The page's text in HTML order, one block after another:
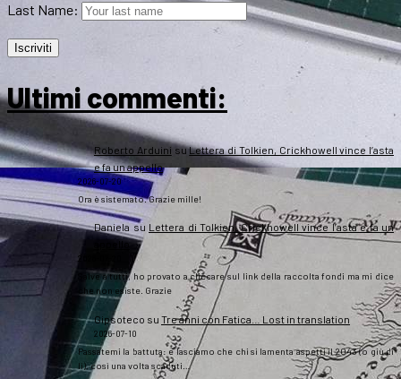
Last Name:
Ultimi commenti:
Roberto Arduini suLettera di Tolkien, Crickhowell vince l’asta
e fa un appello
2026-07-20
Ora è sistemato. Grazie mille!
Danielasu Lettera di Tolkien, Crickhowell vince l’asta e fa un
appello
2026-07-20
Salve a tutti, ho provato a cliccare sul link della raccolta fondi ma mi dice
che non esiste. Grazie
Gipsoteco su Tre anni con Fatica… Lost in translation
2026-07-10
Passatemi la battuta: e lasciamo che chi si lamenta aspetti il 2043 (o giù di
lì), così una volta scaduti…